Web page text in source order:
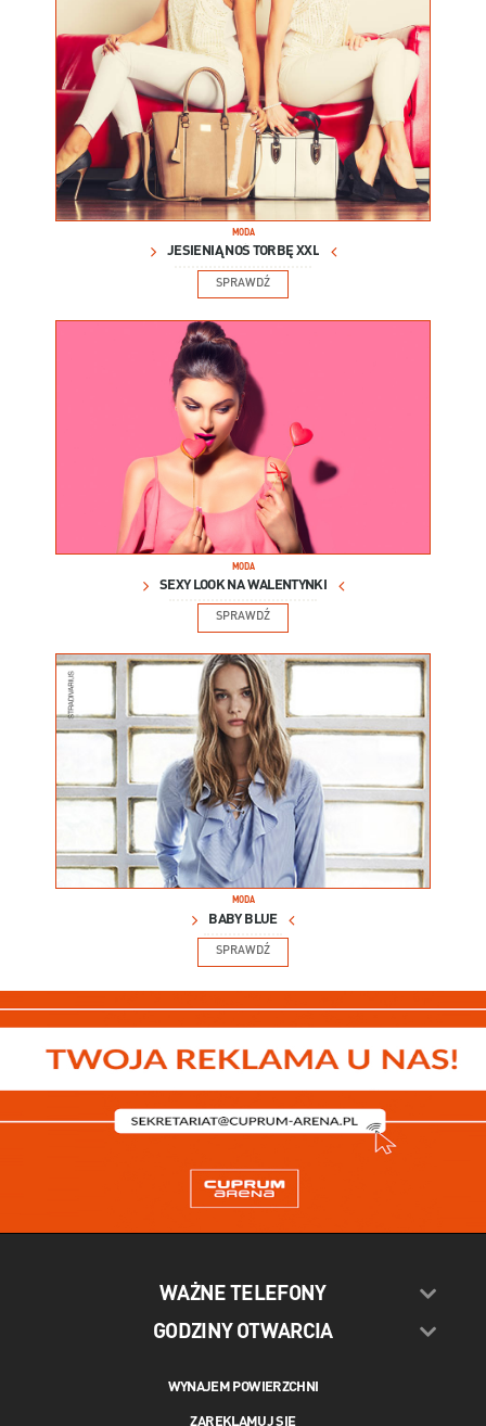
MODA
JESIENIĄ NOŚ TORBĘ XXL
SPRAWDŹ
MODA
SEXY LOOK NA WALENTYNKI
SPRAWDŹ
MODA
BABY BLUE
SPRAWDŹ
WAŻNE TELEFONY
GODZINY OTWARCIA
WYNAJEM POWIERZCHNI
ZAREKLAMUJ SIĘ